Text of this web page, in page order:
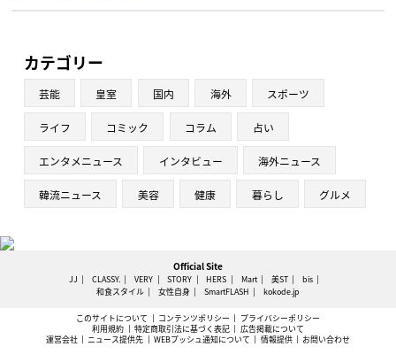
カテゴリー
芸能 皇室 国内 海外 スポーツ
ライフ コミック コラム 占い
エンタメニュース インタビュー 海外ニュース
韓流ニュース 美容 健康 暮らし グルメ
Official Site
JJ CLASSY. VERY STORY HERS Mart 美ST
bis
和食スタイル
女性自身 SmartFLASH kokode.jp
このサイトについて コンテンツポリシー
プライバシーポリシー
利用規約
特定商取引法に基づく表記
広告掲載について
運営会社
ニュース提供先 WEBプッシュ通知について 情報提供 お問い合わせ